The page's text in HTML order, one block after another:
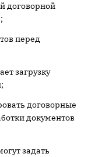
договорной
перед
загрузку
договорные
документов
задать